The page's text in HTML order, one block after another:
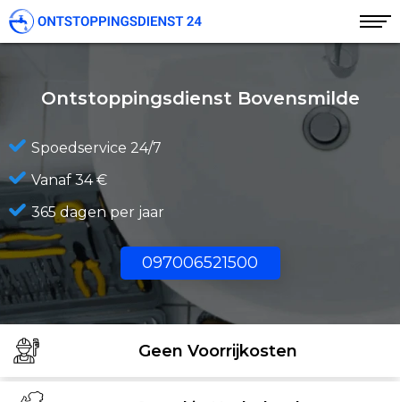
Ontstoppingsdienst Bovensmilde
Spoedservice 24/7
Vanaf 34 €
365 dagen per jaar
097006521500
Geen Voorrijkosten